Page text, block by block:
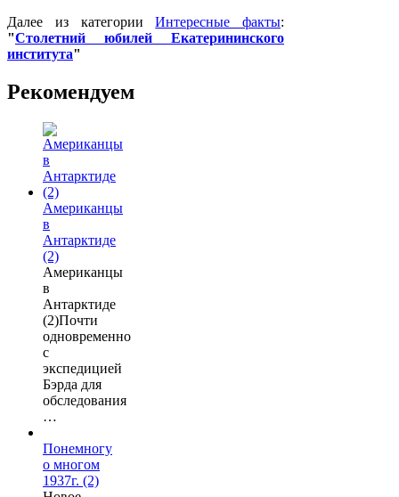
Далее из категорииИнтересные факты:
"Столетний юбилей Екатерининского
института"
Рекомендуем
Американцы
в
Антарктиде
(2)
Американцы
в
Антарктиде
(2)Почти
одновременно
с
экспедицией
Бэрда для
обследования
…
Понемногу
о многом
1937г. (2)